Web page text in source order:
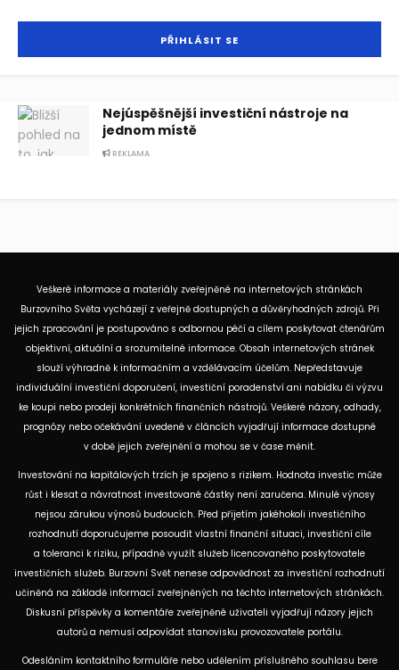
Nejúspěšnější investiční nástroje na
jednom místě
REKLAMA
Veškeré informace a materiály zveřejněné na internetových stránkách
Burzovního Světa vycházejí z veřejně dostupných a důvěryhodných zdrojů. Při
jejich zpracování je postupováno s odbornou péčí a cílem poskytovat čtenářům
objektivní, aktuální a srozumitelné informace. Obsah internetových stránek
slouží výhradně k informačním a vzdělávacím účelům. Nepředstavuje
individuální investiční doporučení, investiční poradenství ani nabídku či výzvu
ke koupi nebo prodeji konkrétních finančních nástrojů. Veškeré názory, odhady,
prognózy nebo očekávání uvedené v článcích vyjadřují informace dostupné
v době jejich zveřejnění a mohou se v čase měnit.
Investování na kapitálových trzích je spojeno s rizikem. Hodnota investic může
růst i klesat a návratnost investované částky není zaručena. Minulé výnosy
nejsou zárukou výnosů budoucích. Před přijetím jakéhokoli investičního
rozhodnutí doporučujeme posoudit vlastní finanční situaci, investiční cíle
a toleranci k riziku, případně využít služeb licencovaného poskytovatele
investičních služeb. Burzovní Svět nenese odpovědnost za investiční rozhodnutí
učiněná na základě informací zveřejněných na těchto internetových stránkách.
Diskusní příspěvky a komentáře zveřejněné uživateli vyjadřují názory jejich
autorů a nemusí odpovídat stanovisku provozovatele portálu.
Odesláním kontaktního formuláře nebo udělením příslušného souhlasu bere